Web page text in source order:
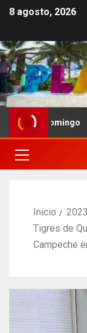
8 agosto, 2026
Domingo
Inicio 2023
Tigres de
Campeche